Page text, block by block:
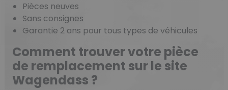
Pièces neuves
Sans consignes
Garantie 2 ans pour tous types de véhicules
Comment trouver votre pièce
de remplacement sur le site
Wagendass ?